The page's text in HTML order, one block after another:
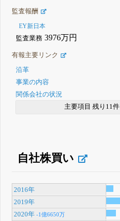
監査報酬
EY新日本
監査業務 3976万円
有報主要リンク
沿革
事業の内容
関係会社の状況
主要項目 残り11件
自社株買い
2016年
2019年
2020年 -1億6650万